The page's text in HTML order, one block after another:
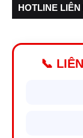
HOTLINE LIÊN
📞